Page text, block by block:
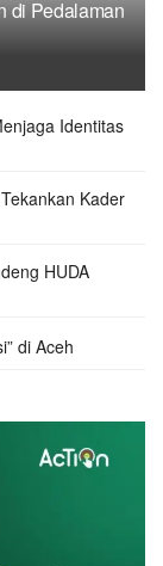
di Pedalaman
Identitas
Kader
HUDA
di Aceh